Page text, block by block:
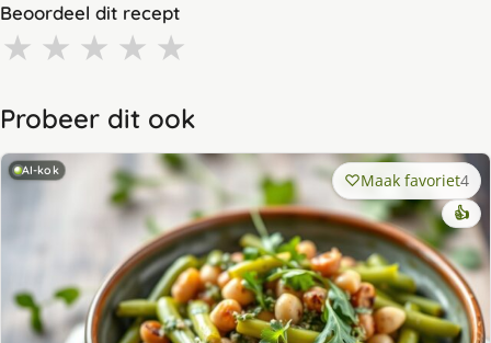
Beoordeel dit recept
★ ★ ★ ★ ★
Probeer dit ook
AI-kok Maak favoriet4
👍